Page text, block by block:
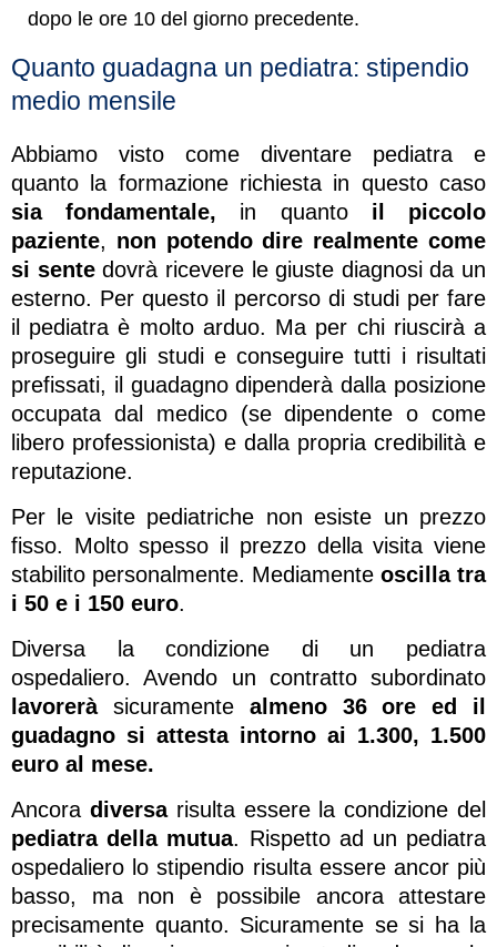
dopo le ore 10 del giorno precedente.
Quanto guadagna un pediatra: stipendio
medio mensile
Abbiamo visto come diventare pediatra e
quanto la formazione richiesta in questo caso
sia fondamentale, in quanto il piccolo
paziente, non potendo dire realmente come
si sentedovrà ricevere le giuste diagnosi da un
esterno. Per questo il percorso di studi per fare
il pediatra è molto arduo. Ma per chi riuscirà a
proseguire gli studi e conseguire tutti i risultati
prefissati, il guadagno dipenderà dalla posizione
occupata dal medico (se dipendente o come
libero professionista) e dalla propria credibilità e
reputazione.
Per le visite pediatriche non esiste un prezzo
fisso. Molto spesso il prezzo della visita viene
stabilito personalmente. Mediamente oscilla tra
i 50 e i 150 euro.
Diversa la condizione di un pediatra
ospedaliero. Avendo un contratto subordinato
lavoreràsicuramente almeno 36 ore
ed il
guadagno si attesta intorno ai 1.300, 1.500
euro al mese.
Ancora diversarisulta essere la condizione del
pediatra della mutua. Rispetto ad un pediatra
ospedaliero lo stipendio risulta essere ancor più
basso, ma non è possibile ancora attestare
precisamente quanto. Sicuramente se si ha la